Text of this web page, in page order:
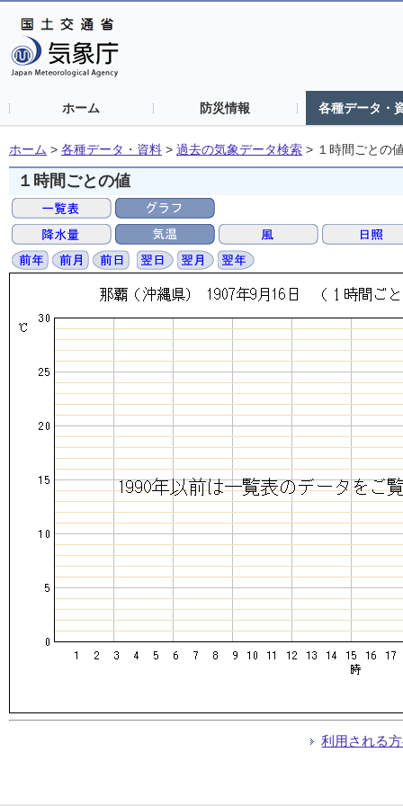
ホーム 防災情報 各種データ・
ホーム > 各種データ・資料 > 過去の気象データ検索 > １時間ごとの
１時間ごとの値
利用される